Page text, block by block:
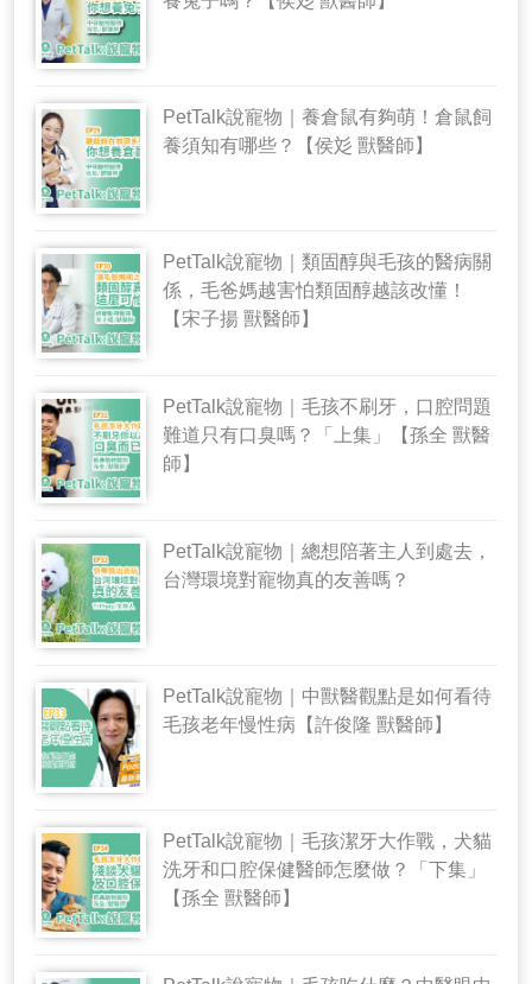
PetTalk說寵物｜養倉鼠有夠萌！倉鼠飼
養須知有哪些？【侯彣 獸醫師】
PetTalk說寵物｜類固醇與毛孩的醫病關
係，毛爸媽越害怕類固醇越該改懂！
【宋子揚 獸醫師】
PetTalk說寵物｜毛孩不刷牙，口腔問題
難道只有口臭嗎？「上集」【孫全 獸醫
師】
PetTalk說寵物｜總想陪著主人到處去，
台灣環境對寵物真的友善嗎？
PetTalk說寵物｜中獸醫觀點是如何看待
毛孩老年慢性病【許俊隆 獸醫師】
PetTalk說寵物｜毛孩潔牙大作戰，犬貓
洗牙和口腔保健醫師怎麼做？「下集」
【孫全 獸醫師】